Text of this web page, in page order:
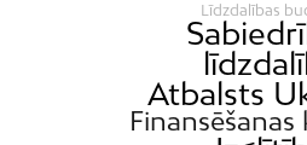
Līdzdalības
Atbalsts
Finansēšanas